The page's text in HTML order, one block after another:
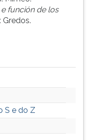
función de los
Gredos.
S e do Z